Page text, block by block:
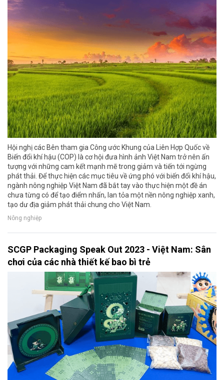
Hội nghị các Bên tham gia Công ước Khung của Liên Hợp Quốc về
Biến đổi khí hậu (COP) là cơ hội đưa hình ảnh Việt Nam trở nên ấn
tượng với những cam kết mạnh mẽ trong giảm và tiến tới ngừng
phát thải. Để thực hiện các mục tiêu về ứng phó với biến đổi khí hậu,
ngành nông nghiệp Việt Nam đã bắt tay vào thực hiện một đề án
chưa từng có để tạo điểm nhấn, lan tỏa một nền nông nghiệp xanh,
tạo dư địa giảm phát thải chung cho Việt Nam.
Nông nghiệp
SCGP Packaging Speak Out 2023 - Việt Nam: Sân
chơi của các nhà thiết kế bao bì trẻ